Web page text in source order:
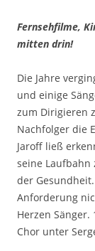
Fernsehfilme,
mitten drin!
Die Jahre
und einige
zum Dirigieren
Nachfolger die
Jaroff ließ
seine
der
Anforderung
Herzen
Chor unter